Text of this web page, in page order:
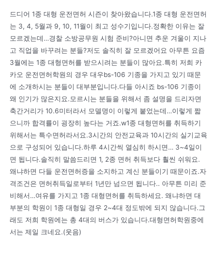
드디어 1종 대형 운전면허 시즌이 찾아왔습니다.1종 대형 운전면허
는 3, 4, 5월과 9, 10, 11월이 최고 성수기입니다.정확한 이유는 잘
모르겠는데…경찰 소방공무원 시험 준비?아니면 추운 겨울이 지나
고 직업을 바꾸려는 분들?저도 솔직히 잘 모르겠어요 아무튼 요즘
3월에는 1종 대형면허를 받으시려는 분들이 많아요.특히 저희 카
카오 운전면허학원의 경우 대우bs-106 기종을 가지고 있기 때문
에 소개하시는 분들이 대부분입니다.다들 아시죠 bs-106 기종이
왜 인기가 많은지요.모르시는 분들을 위해서 좀 설명을 드리자면
축간거리가 10.6미터라서 모델명이 이렇게 붙었는데…이렇게 짧
으니까 합격률이 굉장히 높다는 거죠.w1종 대형면허를 취득하기
위해서는 특수면허라서요.3시간의 안전교육과 10시간의 실기교육
으로 구성되어 있습니다.하루 4시간씩 열심히 하시면… 3~4일이
면 됩니다.솔직히 말씀드리면 1, 2종 면허 취득보다 훨씬 쉬워요.
왜냐하면 다들 운전면허증을 소지하고 계신 분들이기 때문이죠.자
격조건은 면허취득일로부터 1년만 넘으면 됩니다.. 아무튼 미리 준
비해서…여유를 가지고 1종 대형면허를 취득하세요. 왜냐하면 대
부분의 학원이 1종 대형일 경우 2~4대 정도밖에 되지 않습니다.그
래도 저희 학원에는 총 4대의 버스가 있습니다.대형면허학원중에
서는 제일 크네요.(웃음)